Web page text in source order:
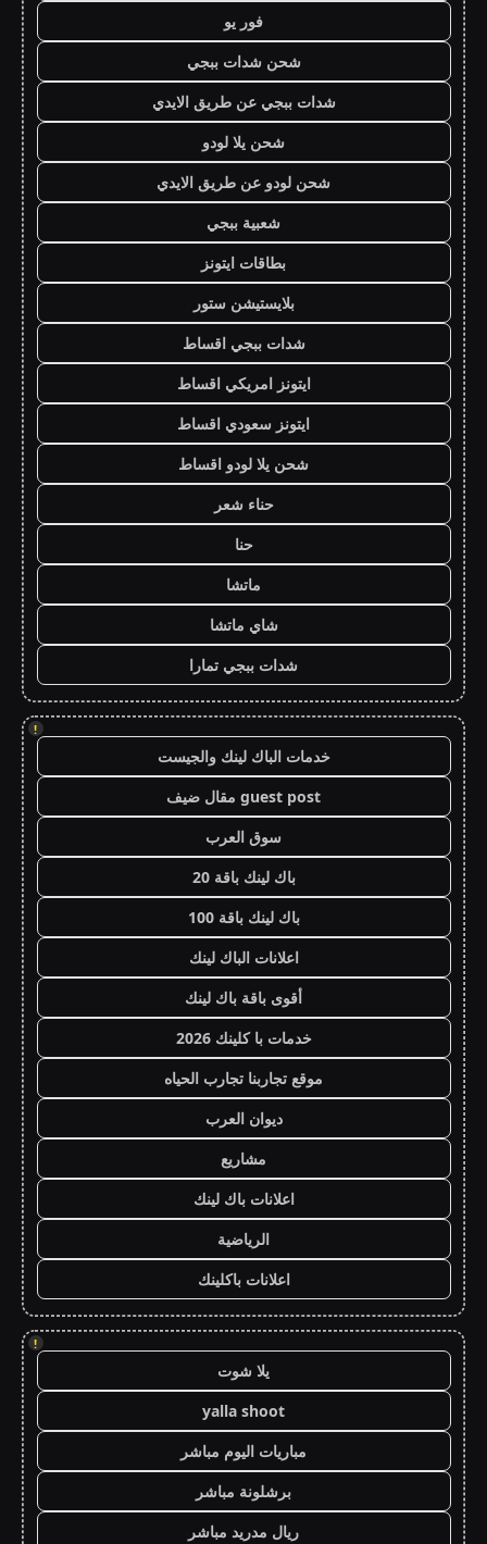
فور يو
شحن شدات ببجي
شدات ببجي عن طريق الايدي
شحن يلا لودو
شحن لودو عن طريق الايدي
شعبية ببجي
بطاقات ايتونز
بلايستيشن ستور
شدات ببجي اقساط
ايتونز امريكي اقساط
ايتونز سعودي اقساط
شحن يلا لودو اقساط
حناء شعر
حنا
ماتشا
شاي ماتشا
شدات ببجي تمارا
!
خدمات الباك لينك والجيست
guest post مقال ضيف
سوق العرب
باك لينك باقة 20
باك لينك باقة 100
اعلانات الباك لينك
أقوى باقة باك لينك
خدمات با كلينك 2026
موقع تجاربنا تجارب الحياه
ديوان العرب
مشاريع
اعلانات باك لينك
الرياضية
اعلانات باكلينك
!
يلا شوت
yalla shoot
مباريات اليوم مباشر
برشلونة مباشر
ريال مدريد مباشر